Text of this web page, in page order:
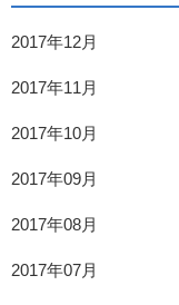
2017年12月
2017年11月
2017年10月
2017年09月
2017年08月
2017年07月